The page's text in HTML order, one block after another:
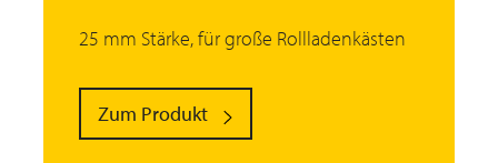
25 mm Stärke, für große Rollladenkästen
Zum Produkt